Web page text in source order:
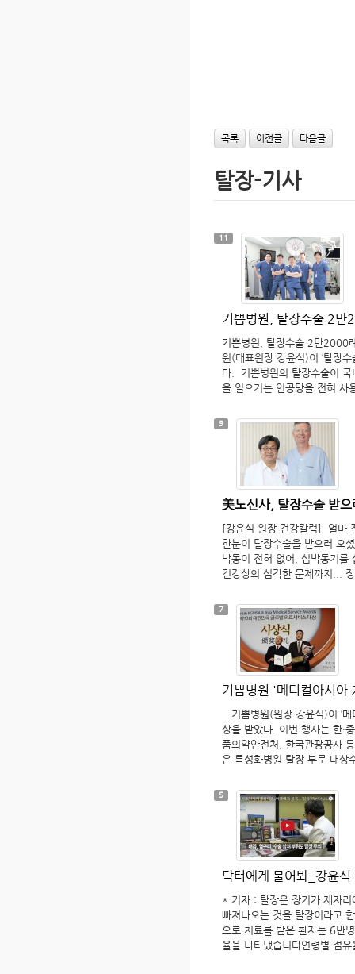
목록 이전글 다음글
탈장-기사
11
기쁨병원, 탈장수술 2만
기쁨병원, 탈장수술 2만2000
원(대표원장 강윤식)이 ‘탈장
다. 기쁨병원의 탈장수술이 국
을 일으키는 인공망을 전혀 사
혜부탈장, 소아탈장, 성인과
분의 병원에서는 그물모양의
방식의 ‘인공망 탈장수술’을
은 그대로 방치하는 방식이기
재발률은 5~10%에 달한다.
무인공망을 전혀 사용하지
육의 틈을 꿰매서 해결하는 방
발도 거의 없어 재발률이
수술에 오랜 골칫거리”라며
정확히 막는 방식으로 수술을
말했다. 이어 “부작용으로 고
술 2만2천례 돌파 '수면마취
장수술 2만 2000례 돌파
9
美노신사, 탈장수술 받
[강윤식 원장 건강칼럼] 얼마
한분이 탈장수술을 받으러 오
박동이 전혀 없어, 심박동기를
건강상의 심각한 문제까지...
다. 환자분의 친한 친구 3명도
막을 이용한 수술이었습니다.
5번, 또 한명은 3번이나 수술
번의 수술로 끝냈지만, 재발
합니다. 이런 주변 상황 때문
꼭 피하고 싶었답니다. 이게
는 탈장수술을 받기 위해 한국
탈장수술에 사용되는 인공막,
그 위험성을 경고해온 물질입
나, 세균 감염을 일으키고, 심
니다. 환자분은 언론매체를 통
재발률 또한 큰 골칫거리입니
구멍은 그대로 열려있는데,
때문에 재발률이 2~5%로 높
주는 기쁨병원의 ‘무인공막
다. 우리 병원에는 지금까지
습니다. 그만큼 인공막 탈장수
내에서는 여전히 부작용에 대
Kormedi.com(코메디닷컴)
7
기쁨병원 '메디컬아시
기쁨병원(원장 강윤식)이 ‘
상을 받았다. 이번 행사는 한·
품의약안전처, 한국관광공사
은 특성화병원 탈장 부문 대
상 초고령 환자 탈장수술 △북
수술 지원 등 다양한 부분에서
은 “2001년 한국 최초의 탈
부탈장수술 경험을 바탕으로
했다. 이를 통해 국내 뿐 아니
다”며, “메디컬 아시아 시상
다가선 것 같아 기쁘다”고 소
아시아 2017 수상병의원-전
비자뉴스, 기쁨병원,'메디컬
크 연결3. 병원신문, 기쁨병원
크 연결4. 머니투데이, ‘메디
5
닥터에게 물어봐_강윤
* 기자 : 탈장은 장기가 제자리
빠져나오는 것을 탈장이라고
으로 치료를 받은 환자는 6만
율을 나타냈습니다연령별 점